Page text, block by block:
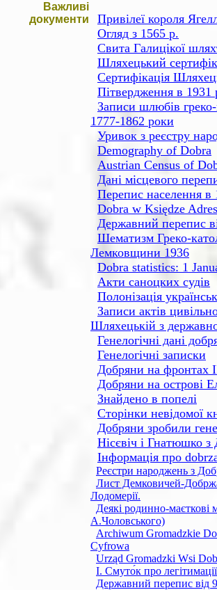
Важливі
документи
Привілеї короля
Огляд з 1565 р.
Свита Галицікої
Шляхецький
Сертифікація
Пітвердження в 1931
Записи шлюбів
1777-1862 роки
Уривок з реєстру
Demography of Dobra
Austrian Census of
Дані місцевого
Перепис населення в
Dobra w Księdze
Державний перепис
Шематизм Греко-
Лемковщини 1936
Dobra statistics: 1
Акти саноцких судів
Полонізація
Записи актів
Шляхецькій з
Генелогічні дані
Генелогічні записки
Добряни на фронтах
Добряни на острові
Знайдено в попелі
Сторінки невідомої
Добряни зробили
Нісєвіч і Гнатюшко з
Інформація про
Реєстри народжень з
Лист Демковичей-
Лодомерії.
Деякі родинно-маєткові
А.Чоловського)
Archiwum Gromadzkie
Cyfrowa
Urząd Gromadzki Wsi
І. Смуто́к про
Державний перепис від